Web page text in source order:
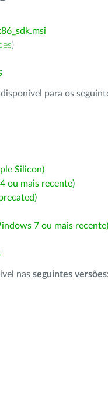
)
para os
Silicon)
ou mais recente)
7 ou mais recente)
nas seguintes versões: